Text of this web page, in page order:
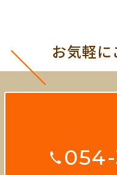
お気軽